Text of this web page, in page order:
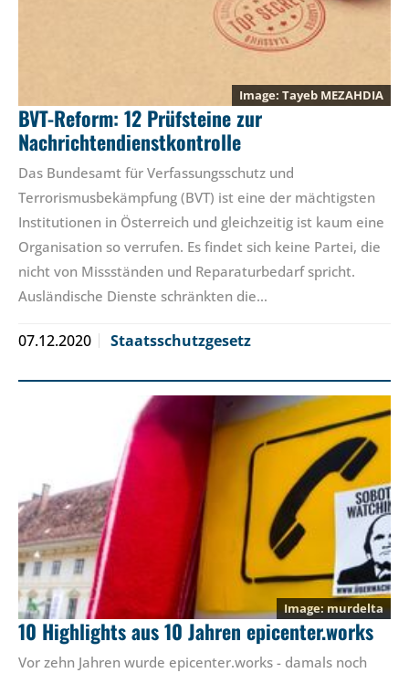
Tayeb MEZAHDIA
BVT-Reform: 12 Prüfsteine zur
Nachrichtendienstkontrolle
Das Bundesamt für Verfassungsschutz und
Terrorismusbekämpfung (BVT) ist eine der mächtigsten
Institutionen in Österreich und gleichzeitig ist kaum eine
Organisation so verrufen. Es findet sich keine Partei, die
nicht von Missständen und Reparaturbedarf spricht.
Ausländische Dienste schränkten die…
07.12.2020 Staatsschutzgesetz
murdelta
10 Highlights aus 10 Jahren epicenter.works
Vor zehn Jahren wurde epicenter.works - damals noch